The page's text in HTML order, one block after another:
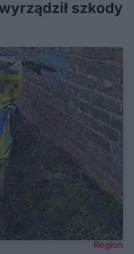
szkody
Region